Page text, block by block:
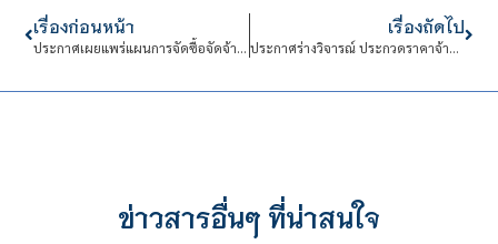
เรื่องก่อนหน้า
ประกาศเผยแพร่แผนการจัดซื้อจัดจ้างรายการครุภัณฑ์ จำนวน 8 รายการ ประจำปีงบประมาณ พ.ศ.2569
เรื่องถัดไป
ประกาศร่างวิจารณ์ ประกวดราคาจ้างเหมาบริการจัดการศูนย์เรียนรู้เกษตรนวัต สถาบันเทคโนโลยีจิตรลดา (ตั้งแต่วันที่ 1 ตุลาคม พ.ศ.2568 ถึง 30 กันยายน พ.ศ.2569 จำนวน 12 เดือน) จำนวน 1 งาน ด้วยวิธีประกวดราคาอิเล็กทรอนิกส์ (e-bidding) วงเงิน 6,735,000.00 บาท (หกล้านเจ็ดแสนสามหมื่นห้าพันบาทถ้วน)
ข่าวสารอื่นๆ ที่น่าสนใจ